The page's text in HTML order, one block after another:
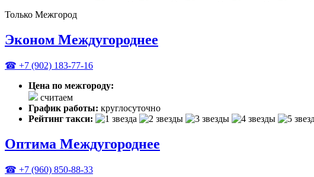
Только Межгород
Эконом Междугороднее
☎ +7 (902) 183-77-16
Цена по межгороду:
считаем
График работы: круглосуточно
Рейтинг такси:
Оптима Междугороднее
☎ +7 (960) 850-88-33